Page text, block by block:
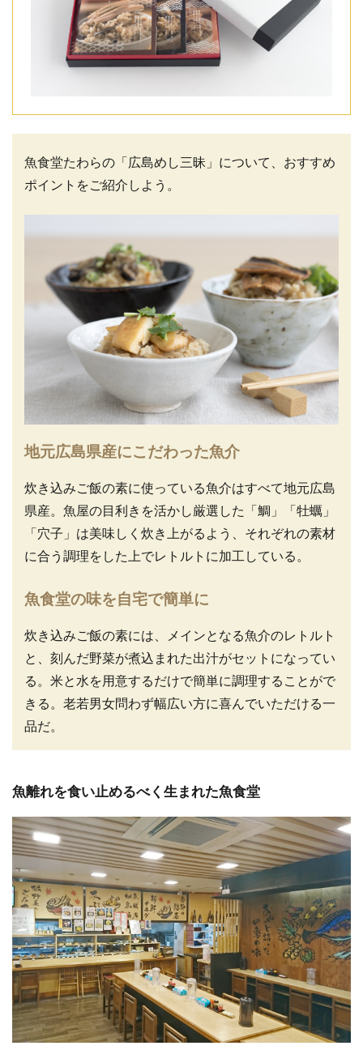
魚食堂たわらの「広島めし三昧」について、おすすめ
ポイントをご紹介しよう。
地元広島県産にこだわった魚介
炊き込みご飯の素に使っている魚介はすべて地元広島
県産。魚屋の目利きを活かし厳選した「鯛」「牡蠣」
「穴子」は美味しく炊き上がるよう、それぞれの素材
に合う調理をした上でレトルトに加工している。
魚食堂の味を自宅で簡単に
炊き込みご飯の素には、メインとなる魚介のレトルト
と、刻んだ野菜が煮込まれた出汁がセットになってい
る。米と水を用意するだけで簡単に調理することがで
きる。老若男女問わず幅広い方に喜んでいただける一
品だ。
魚離れを食い止めるべく生まれた魚食堂